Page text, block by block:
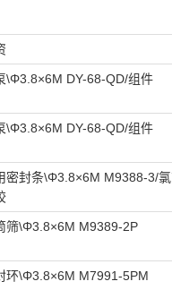
\Φ3.8×6M DY-68-QD/组件
\Φ3.8×6M DY-68-QD/组件
密封条\Φ3.8×6M M9388-3/
筛\Φ3.8×6M M9389-2P
环\Φ3.8×6M M7991-5PM